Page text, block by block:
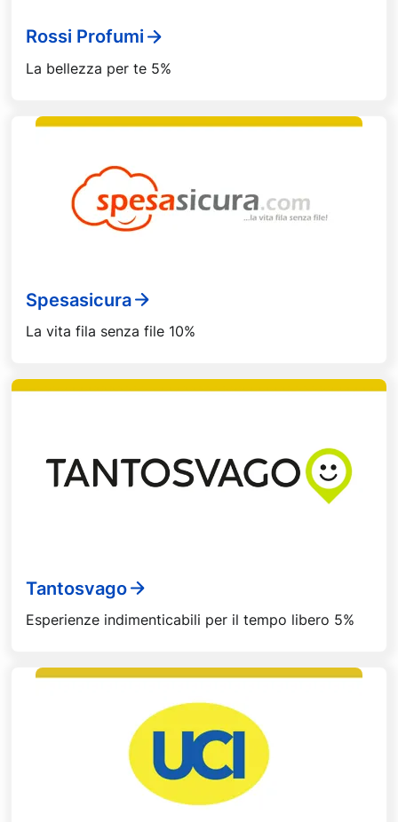
Rossi Profumi
La bellezza per te 5%
Spesasicura
La vita fila senza file 10%
Tantosvago
Esperienze indimenticabili per il tempo libero 5%